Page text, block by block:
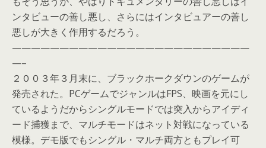
ンタビューの善し悪し、さらにはインタビュアーの善し
悪しが大きく作用するだろう。
—————————————————————————
—–
２００３年３月末に、ブラックホークダウンのゲームが
発売された。PCゲームでジャンルはFPS、映画を元にし
ているようだからシングルモードでは突入からアイディ
ード捕獲まで、マルチモードはネット対戦になっている
模様。デモ版でもシングル・マルチ両方ともプレイ可